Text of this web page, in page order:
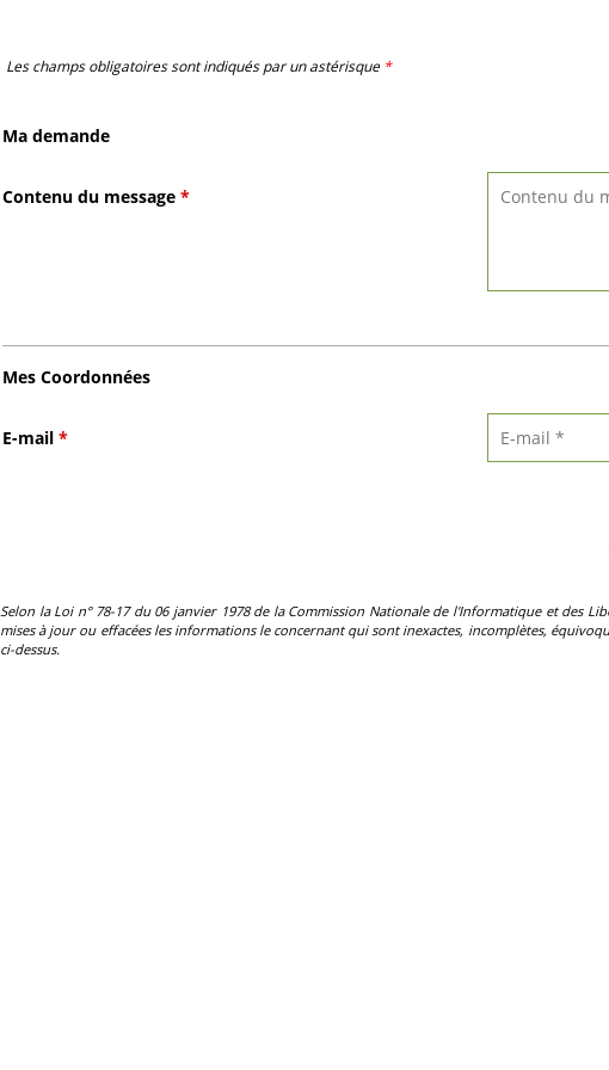
Les champs obligatoires sont indiqués par un astérisque *
Ma demande
Contenu du message *
Mes Coordonnées
E-mail *
Selon la Loi n° 78-17 du 06 janvier 1978 de la Commission Nationale de l'Informatique et des
mises à jour ou effacées les informations le concernant qui sont inexactes, incomplètes,
ci-dessus.